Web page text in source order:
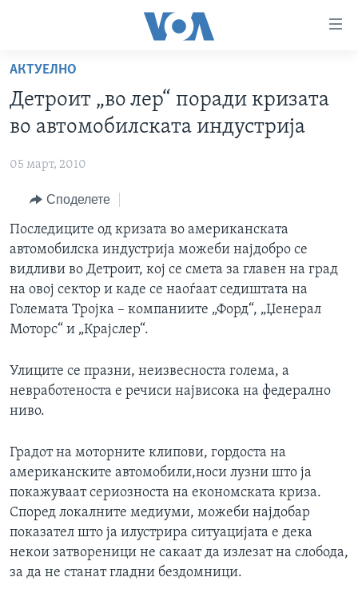
пристапност
Премини
на
главната
Премини
за
навигација
Пребарувај
РУБРИКИ
МАКЕДОНИЈА
СВЕТ
ЕКОНОМИЈА
ЗДРАВЈЕ
НАУКА
ИНТЕРВЈУА
ДОКУМЕНТАРЦИ
АРХИВИРАНА ПРОГРАМА
NEWSFLASH - АРХИВА
ВЕСТИ ОД САД ВО МИНУТА - АРХИВА
ИЗБОРИ ВО САД 2020 - АРХИВА
ЗА НАС
Learning English
НАКУСО...
Јазици
АКТУЕЛНО
Детроит „во лер“ поради кризата
во автомобилската индустрија
05 март, 2010
Споделете
Последиците од кризата во американската
автомобилска индустрија можеби најдобро се
видливи во Детроит, кој се смета за главен на град
на овој сектор и каде се наоѓаат седиштата на
Големата Тројка – компаниите „Форд“, „Џенерал
Моторс“ и „Крајслер“.
Улиците се празни, неизвесноста голема, а
невработеноста е речиси највисока на федерално
ниво.
Градот на моторните клипови, гордоста на
американските автомобили,носи лузни што ја
покажуваат сериозноста на економската криза.
Според локалните медиуми, можеби најдобар
показател што ја илустрира ситуацијата е дека
некои затвореници не сакаат да излезат на слобода,
за да не станат гладни бездомници.